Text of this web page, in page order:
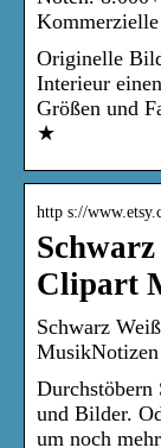
Originelle
Interieur
Größen und
★
http s://
Clipart
Schwarz
Durchstöbern
und Bilder.
um noch